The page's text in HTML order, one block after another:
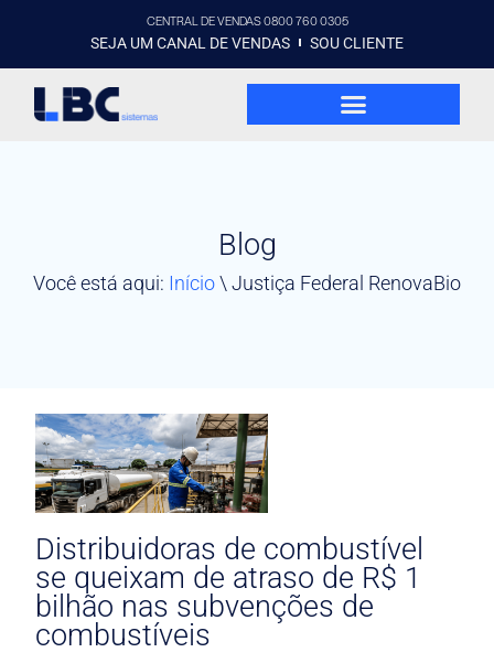
CENTRAL DE VENDAS 0800 760 0305
SEJA UM CANAL DE VENDAS SOU CLIENTE
Blog
Você está aqui: Início\ Justiça Federal RenovaBio
Distribuidoras de combustível
se queixam de atraso de R$ 1
bilhão nas subvenções de
combustíveis